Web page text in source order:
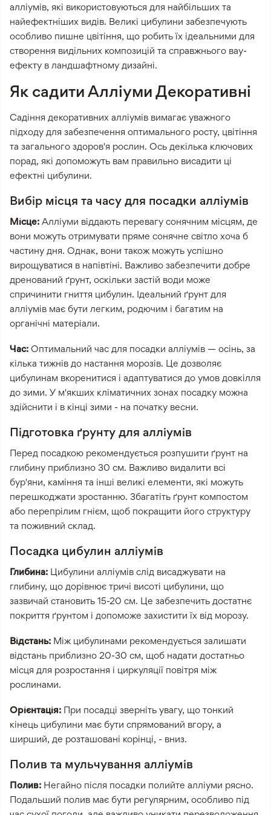
алліумів, які використовуються для найбільших та
найефектніших видів. Великі цибулини забезпечують
особливо пишне цвітіння, що робить їх ідеальними для
створення видільних композицій та справжнього вау-
ефекту в ландшафтному дизайні.
Як садити Алліуми Декоративні
Садіння декоративних алліумів вимагає уважного
підходу для забезпечення оптимального росту, цвітіння
та загального здоров'я рослин. Ось декілька ключових
порад, які допоможуть вам правильно висадити ці
ефектні цибулини.
Вибір місця та часу для посадки алліумів
Місце: Алліуми віддають перевагу сонячним місцям, де
вони можуть отримувати пряме сонячне світло хоча б
частину дня. Однак, вони також можуть успішно
вирощуватися в напівтіні. Важливо забезпечити добре
дренований ґрунт, оскільки застій води може
спричинити гниття цибулин. Ідеальний ґрунт для
алліумів має бути легким, родючим і багатим на
органічні матеріали.
Час: Оптимальний час для посадки алліумів — осінь, за
кілька тижнів до настання морозів. Це дозволяє
цибулинам вкоренитися і адаптуватися до умов довкілля
до зими. У м'якших кліматичних зонах посадку можна
здійснити і в кінці зими - на початку весни.
Підготовка ґрунту для алліумів
Перед посадкою рекомендується розпушити ґрунт на
глибину приблизно 30 см. Важливо видалити всі
бур'яни, каміння та інші великі елементи, які можуть
перешкоджати зростанню. Збагатіть ґрунт компостом
або перепрілим гнієм, щоб покращити його структуру
та поживний склад.
Посадка цибулин алліумів
Глибина: Цибулини алліумів слід висаджувати на
глибину, що дорівнює тричі висоті цибулини, що
зазвичай становить 15-20 см. Це забезпечить достатнє
покриття ґрунтом і допоможе захистити їх від морозу.
Відстань: Між цибулинами рекомендується залишати
відстань приблизно 20-30 см, щоб надати достатньо
місця для розростання і циркуляції повітря між
рослинами.
Орієнтація: При посадці зверніть увагу, що тонкий
кінець цибулини має бути спрямований вгору, а
ширший, де розташовані корінці, - вниз.
Полив та мульчування алліумів
Полив: Негайно після посадки полийте алліуми рясно.
Подальший полив має бути регулярним, особливо під